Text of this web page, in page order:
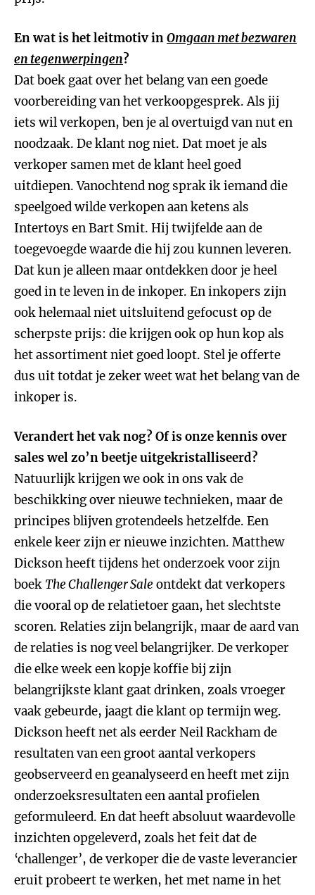
En wat is het leitmotiv inOmgaan met bezwaren
en tegenwerpingen?
Dat boek gaat over het belang van een goede
voorbereiding van het verkoopgesprek. Als jij
iets wil verkopen, ben je al overtuigd van nut en
noodzaak. De klant nog niet. Dat moet je als
verkoper samen met de klant heel goed
uitdiepen. Vanochtend nog sprak ik iemand die
speelgoed wilde verkopen aan ketens als
Intertoys en Bart Smit. Hij twijfelde aan de
toegevoegde waarde die hij zou kunnen leveren.
Dat kun je alleen maar ontdekken door je heel
goed in te leven in de inkoper. En inkopers zijn
ook helemaal niet uitsluitend gefocust op de
scherpste prijs: die krijgen ook op hun kop als
het assortiment niet goed loopt. Stel je offerte
dus uit totdat je zeker weet wat het belang van de
inkoper is.
Verandert het vak nog? Of is onze kennis over
sales wel zo’n beetje uitgekristalliseerd?
Natuurlijk krijgen we ook in ons vak de
beschikking over nieuwe technieken, maar de
principes blijven grotendeels hetzelfde. Een
enkele keer zijn er nieuwe inzichten. Matthew
Dickson heeft tijdens het onderzoek voor zijn
boek The Challenger Sale ontdekt dat verkopers
die vooral op de relatietoer gaan, het slechtste
scoren. Relaties zijn belangrijk, maar de aard van
de relaties is nog veel belangrijker. De verkoper
die elke week een kopje koffie bij zijn
belangrijkste klant gaat drinken, zoals vroeger
vaak gebeurde, jaagt die klant op termijn weg.
Dickson heeft net als eerder Neil Rackham de
resultaten van een groot aantal verkopers
geobserveerd en geanalyseerd en heeft met zijn
onderzoeksresultaten een aantal profielen
geformuleerd. En dat heeft absoluut waardevolle
inzichten opgeleverd, zoals het feit dat de
‘challenger’, de verkoper die de vaste leverancier
eruit probeert te werken, het met name in het